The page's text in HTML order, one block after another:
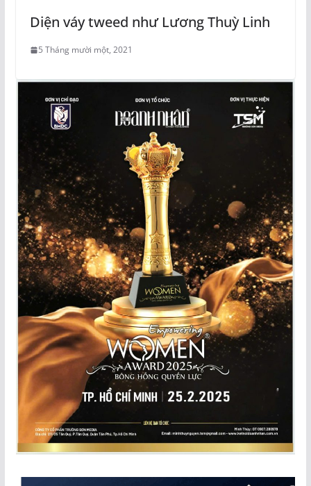
Diện váy tweed như Lương Thuỳ Linh
5 Tháng mười một, 2021